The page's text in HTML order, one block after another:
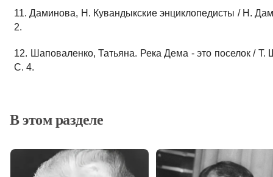
11. Даминова, Н. Кувандыкские энциклопедисты / Н.
2.
12. Шаповаленко, Татьяна. Река Дема - это поселок /
С. 4.
В этом разделе